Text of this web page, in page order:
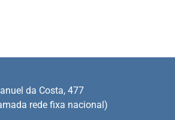
da Costa, 477
rede fixa nacional)